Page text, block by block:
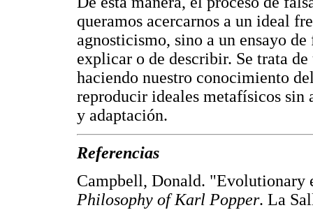
queramos acercarnos a un ideal
agnosticismo, sino a un ensayo
explicar o de describir. Se trata
haciendo nuestro conocimiento
reproducir ideales metafísicos sin
y adaptación.
Referencias
Campbell, Donald. "Evolutionary
Philosophy of Karl Popper. La